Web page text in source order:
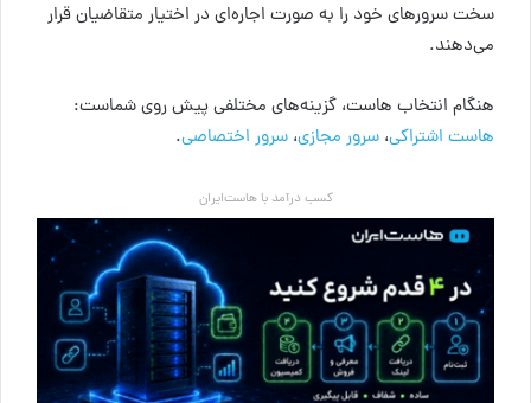
سخت سرورهای خود را به صورت اجاره‌ای در اختیار متقاضیان قرار
می‌دهند.
هنگام انتخاب ‌هاست، گزینه‌های مختلفی پیش روی شماست:
هاست اشتراکی، سرور مجازی، سرور اختصاصی.
کسب درآمد با هاست‌ایران